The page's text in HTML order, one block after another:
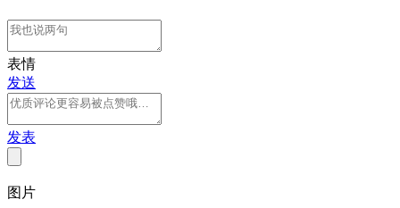
表情
发送
发表
图片